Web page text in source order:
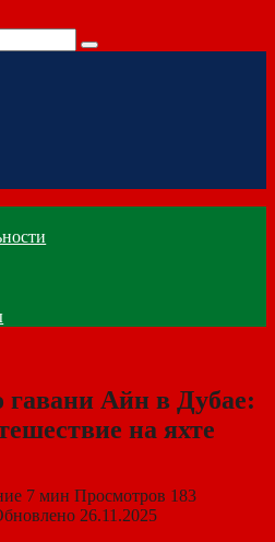
гавани Айн в Дубае:
на яхте
7 мин Просмотров 183
26.11.2025